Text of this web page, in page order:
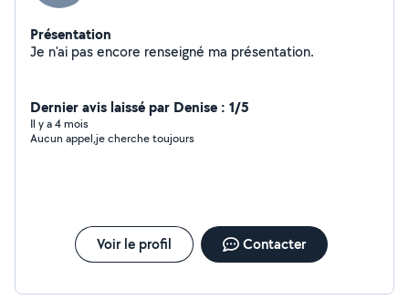
Présentation
Je n'ai pas encore renseigné ma présentation.
Dernier avis laissé par Denise : 1/5
Il y a 4 mois
Aucun appel,je cherche toujours
Voir le profil Contacter